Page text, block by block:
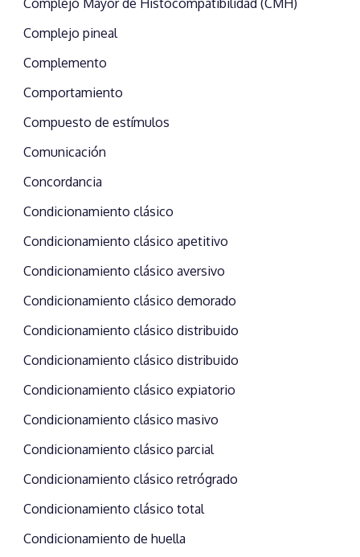
Complejo Mayor de Histocompatibilidad (CMH)
Complejo pineal
Complemento
Comportamiento
Compuesto de estímulos
Comunicación
Concordancia
Condicionamiento clásico
Condicionamiento clásico apetitivo
Condicionamiento clásico aversivo
Condicionamiento clásico demorado
Condicionamiento clásico distribuido
Condicionamiento clásico distribuido
Condicionamiento clásico expiatorio
Condicionamiento clásico masivo
Condicionamiento clásico parcial
Condicionamiento clásico retrógrado
Condicionamiento clásico total
Condicionamiento de huella